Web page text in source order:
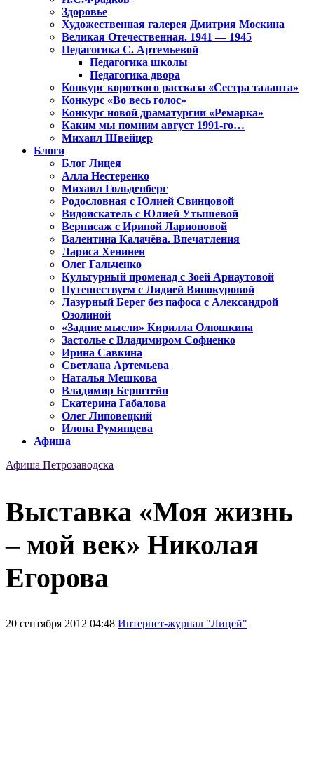
Здоровье
Художественная галерея Дмитрия Москина
Великая Отечественная. 1941 — 1945
Педагогика С. Артемьевой
Педагогика школы
Педагогика двора
Конкурс короткого рассказа «Сестра таланта»
Конкурс «Во весь голос»
Конкурс новой драматургии «Ремарка»
Каким мы помним август 1991-го…
Михаил Швейцер
Блоги
Блог Лицея
Алла Нестеренко
Михаил Гольденберг
Родословная с Юлией Свинцовой
Видоискатель с Юлией Утышевой
Вернисаж с Ириной Ларионовой
Валентина Калачёва. Впечатления
Лариса Хенинен
Олег Гальченко
Культурный променад с Зоей Арнаутовой
Путешествуем с Лидией Винокуровой
Лазурный Берег без пафоса с Александрой
Озолиной
«Задние мысли» Кирилла Олюшкина
Застолье с Владимиром Софиенко
Ирина Савкина
Светлана Артемьева
Наталья Мешкова
Владимир Берштейн
Екатерина Габалова
Олег Липовецкий
Илона Румянцева
Афиша
Афиша Петрозаводска
Выставка «Моя жизнь
– мой век» Николая
Егорова
20 сентября 2012 04:48 Интернет-журнал "Лицей"